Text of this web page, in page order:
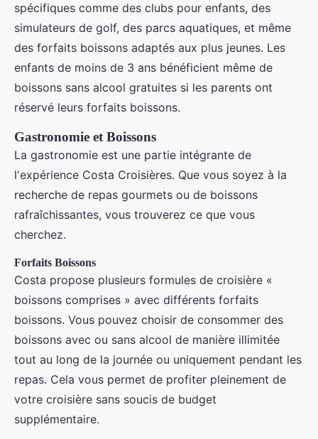
spécifiques comme des clubs pour enfants, des
simulateurs de golf, des parcs aquatiques, et même
des forfaits boissons adaptés aux plus jeunes. Les
enfants de moins de 3 ans bénéficient même de
boissons sans alcool gratuites si les parents ont
réservé leurs forfaits boissons.
Gastronomie et Boissons
La gastronomie est une partie intégrante de
l'expérience Costa Croisières. Que vous soyez à la
recherche de repas gourmets ou de boissons
rafraîchissantes, vous trouverez ce que vous
cherchez.
Forfaits Boissons
Costa propose plusieurs formules de croisière «
boissons comprises » avec différents forfaits
boissons. Vous pouvez choisir de consommer des
boissons avec ou sans alcool de manière illimitée
tout au long de la journée ou uniquement pendant les
repas. Cela vous permet de profiter pleinement de
votre croisière sans soucis de budget
supplémentaire.